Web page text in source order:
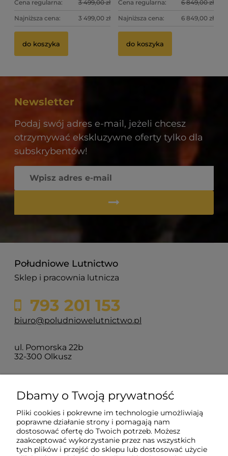
Cena regularna: 3 499,00 zł
Najniższa cena: 3 499,00 zł
do koszyka
Cena regularna: 6 849,00 zł
Najniższa cena: 6 849,00 zł
do koszyka
Newsletter
Podaj swój adres e-mail, jeżeli chcesz
otrzymywać ekskluzywne oferty tylko dla
subskrybentów!
Południowe Lutnictwo
Sklep i pracownia lutnicza
793 201 153
biuro@poludniowelutnictwo.pl
ul. Pomorska 22b
32-300 Olkusz
O nas
Moje konto
Płatności i dostawa
Dbamy o Twoją prywatność
Pliki cookies i pokrewne im technologie umożliwiają
poprawne działanie strony i pomagają nam
dostosować ofertę do Twoich potrzeb. Możesz
zaakceptować wykorzystanie przez nas wszystkich
tych plików i przejść do sklepu lub dostosować użycie